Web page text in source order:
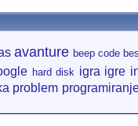
avanture beep code
hard disk igra igre
problem